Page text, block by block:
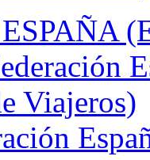
Viajeros)